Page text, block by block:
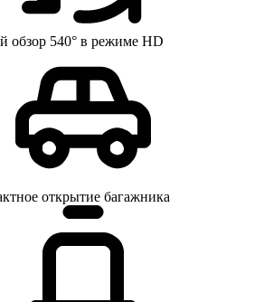
обзор 540° в режиме HD
открытие багажника